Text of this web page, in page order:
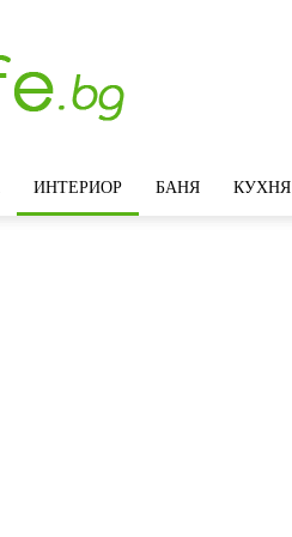
ИНТЕРИОР БАНЯ КУХНЯ